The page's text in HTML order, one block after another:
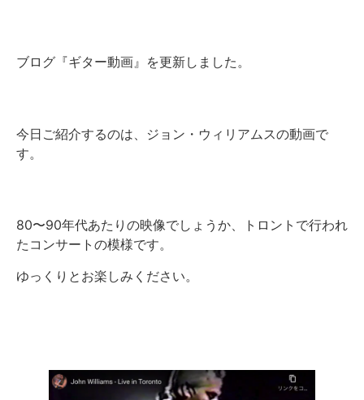
ブログ『ギター動画』を更新しました。
今日ご紹介するのは、ジョン・ウィリアムスの動画で
す。
80〜90年代あたりの映像でしょうか、トロントで行われ
たコンサートの模様です。
ゆっくりとお楽しみください。